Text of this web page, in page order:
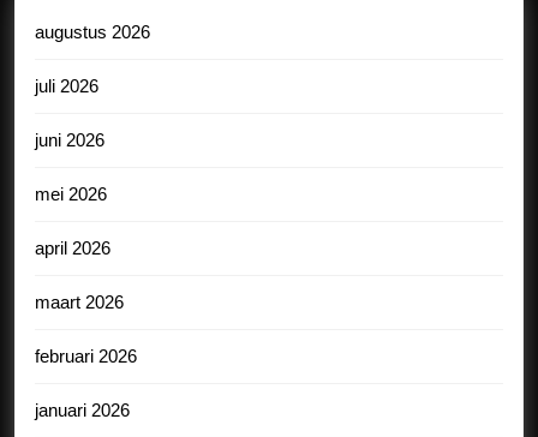
augustus 2026
juli 2026
juni 2026
mei 2026
april 2026
maart 2026
februari 2026
januari 2026